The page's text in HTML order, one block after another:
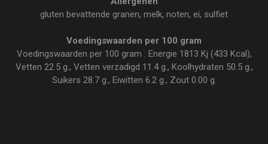
gluten bevattende granen, melk, noten, ei, sulfiet
Voedingswaarden per 100 gram
Voedingswaarden per 100 gram : Energie 1813 Kj (433 Kcal),
Vetten 22.5 g., Vetten verzadigd 11.4 g., Koolhydraten 50.5 g.,
Suikers 28.7 g., Eiwitten 6.2 g., Zout 0.00 g.